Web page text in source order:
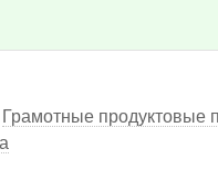
Грамотные продуктовые